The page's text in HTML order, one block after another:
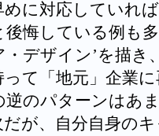
めに対応していれ
後悔している例も
・デザイン’を描き
って「地元」企業
逆のパターンはあ
だが、自分自身の